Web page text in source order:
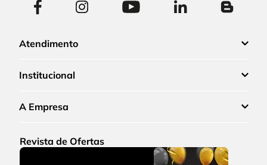
Atendimento
Institucional
A Empresa
Revista de Ofertas